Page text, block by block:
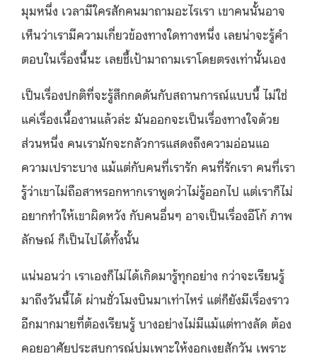
มุมหนึ่ง เวลามีใครสักคนมาถามอะไรเรา เขาคนนั้นอาจ
เห็นว่าเรามีความเกี่ยวข้องทางใดทางหนึ่ง เลยน่าจะรู้คำ
ตอบในเรื่องนี้นะ เลยชี้เป้ามาถามเราโดยตรงเท่านั้นเอง
เป็นเรื่องปกติที่จะรู้สึกกดดันกับสถานการณ์แบบนี้ ไม่ใช่
แค่เรื่องเนื้องานแล้วล่ะ มันออกจะเป็นเรื่องทางใจด้วย
ส่วนหนึ่ง คนเรามักจะกลัวการแสดงถึงความอ่อนแอ
ความเปราะบาง แม้แต่กับคนที่เรารัก คนที่รักเรา คนที่เรา
รู้ว่าเขาไม่ถือสาหรอกหากเราพูดว่าไม่รู้ออกไป แต่เราก็ไม่
อยากทำให้เขาผิดหวัง กับคนอื่นๆ อาจเป็นเรื่องอีโก้ ภาพ
ลักษณ์ ก็เป็นไปได้ทั้งนั้น
แน่นอนว่า เราเองก็ไม่ได้เกิดมารู้ทุกอย่าง กว่าจะเรียนรู้
มาถึงวันนี้ได้ ผ่านชั่วโมงบินมาเท่าไหร่ แต่ก็ยังมีเรื่องราว
อีกมากมายที่ต้องเรียนรู้ บางอย่างไม่มีแม้แต่ทางลัด ต้อง
คอยอาศัยประสบการณ์บ่มเพาะให้งอกเงยสักวัน เพราะ